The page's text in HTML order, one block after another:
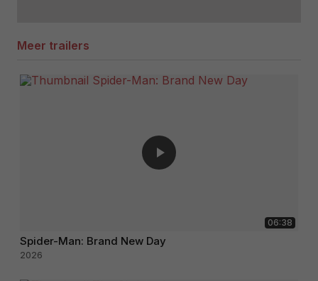
Meer trailers
06:38
Spider-Man: Brand New Day
2026